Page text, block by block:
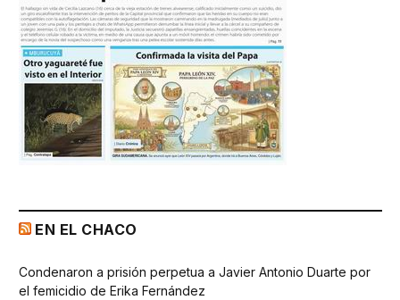
EN EL CHACO
Condenaron a prisión perpetua a Javier Antonio Duarte por
el femicidio de Erika Fernández